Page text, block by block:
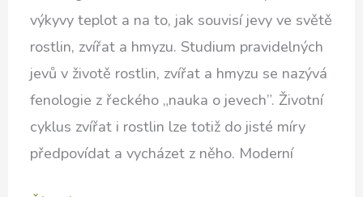
výkyvy teplot a na to, jak souvisí jevy ve světě
rostlin, zvířat a hmyzu. Studium pravidelných
jevů v životě rostlin, zvířat a hmyzu se nazývá
fenologie z řeckého „nauka o jevech”. Životní
cyklus zvířat i rostlin lze totiž do jisté míry
předpovídat a vycházet z něho. Moderní